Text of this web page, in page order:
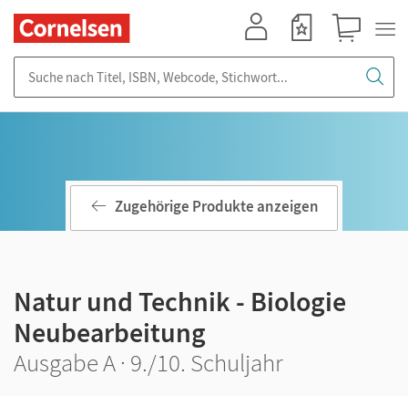
Zugehörige Produkte anzeigen
Natur und Technik - Biologie
Neubearbeitung
Ausgabe A · 9./10. Schuljahr